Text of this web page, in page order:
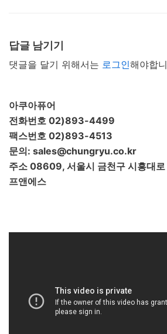
답글 남기기
댓글을 달기 위해서는 로그인해야합
아쿠아퓨어
전화번호 02)893-4499
팩스번호 02)893-4513
문의: sales@chungryu.co.kr
주소 08609, 서울시 금천구 시흥대
프앤에스